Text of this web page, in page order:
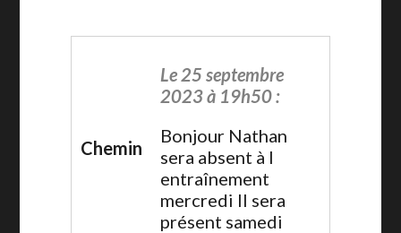
Chemin
Le 25 septembre
2023 à 19h50 :
Bonjour Nathan
sera absent à l
entraînement
mercredi Il sera
présent samedi